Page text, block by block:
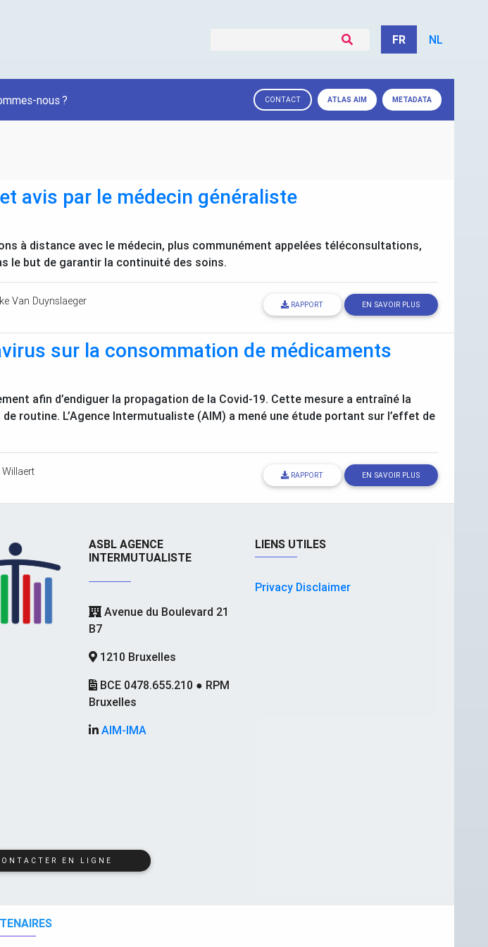
FR NL
nous? CONTACT ATLAS AIM METADATA
avis par le médecin généraliste
à distance avec le médecin, plus communément appelées téléconsultations,
le but de garantir la continuité des soins.
Van Duynslaeger RAPPORT EN SAVOIR PLUS
sur la consommation de médicaments
afin d’endiguer la propagation de la Covid-19. Cette mesure a entraîné la
routine. L’Agence Intermutualiste (AIM) a mené une étude portant sur l’effet de
Willaert RAPPORT EN SAVOIR PLUS
ASBL AGENCE
INTERMUTUALISTE
Avenue du Boulevard 21
B7
1210 Bruxelles
BCE 0478.655.210 ● RPM
Bruxelles
AIM-IMA
LIENS UTILES
Privacy Disclaimer
EN LIGNE